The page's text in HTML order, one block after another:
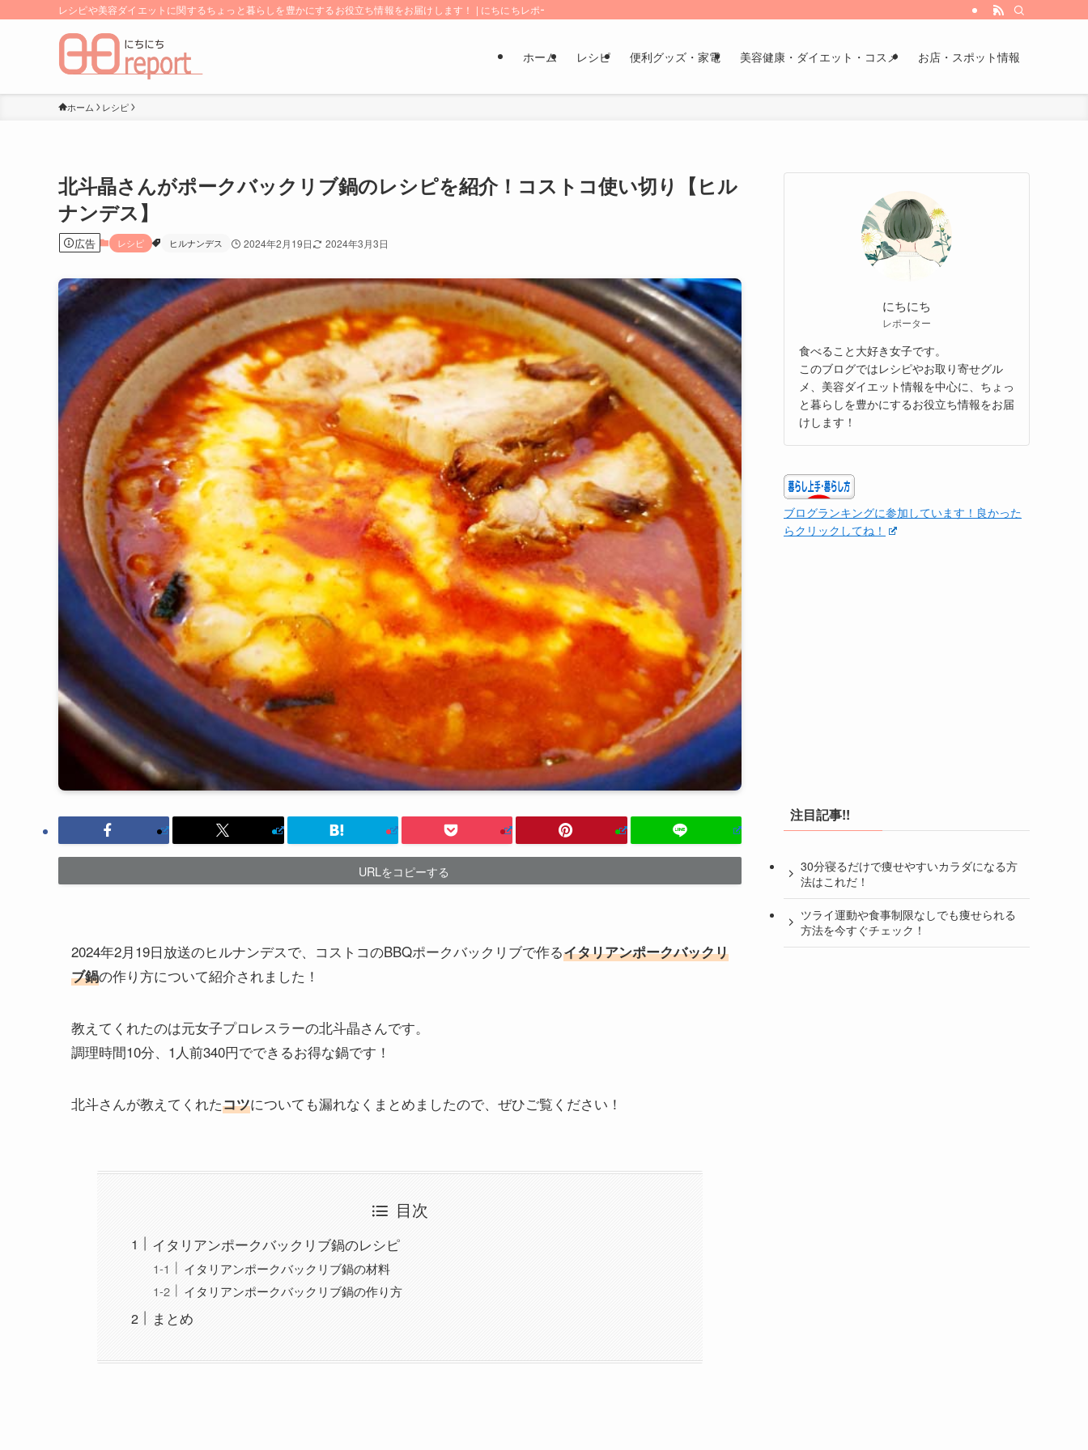
レシピや美容ダイエットに関するちょっと暮らしを豊かにするお役立ち情報をお届けします！ | にちにちレポート
ホーム レシピ 便利グッズ・家電 美容健康・ダイエット・コスメ お店・スポット情報
ホーム レシピ
北斗晶さんがポークバックリブ鍋のレシピを紹介！コストコ使い切り【ヒル
ナンデス】
広告 レシピ ヒルナンデス 2024年2月19日 2024年3月3日
URLをコピーする
2024年2月19日放送のヒルナンデスで、コストコのBBQポークバックリブで作るイタリアンポークバックリ
ブ鍋の作り方について紹介されました！
教えてくれたのは元女子プロレスラーの北斗晶さんです。
調理時間10分、1人前340円でできるお得な鍋です！
北斗さんが教えてくれたコツについても漏れなくまとめましたので、ぜひご覧ください！
目次
イタリアンポークバックリブ鍋のレシピ
イタリアンポークバックリブ鍋の材料
イタリアンポークバックリブ鍋の作り方
まとめ
にちにち
レポーター
食べること大好き女子です。
このブログではレシピやお取り寄せグル
メ、美容ダイエット情報を中心に、ちょっ
と暮らしを豊かにするお役立ち情報をお届
けします！
ブログランキングに参加しています！良かった
らクリックしてね！
注目記事!!
30分寝るだけで痩せやすいカラダになる方
法はこれだ！
ツライ運動や食事制限なしでも痩せられる
方法を今すぐチェック！